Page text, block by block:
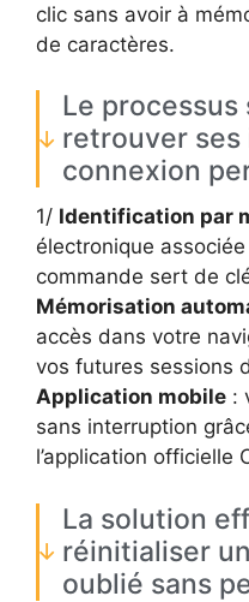
clic sans avoir à
de caractères.
Le
retrouver
connexion
1/ Identification par
électronique
commande sert de
Mémorisation
accès dans votre
vos futures sessions
Application mobile :
sans interruption
l’application officielle
La solution
réinitialiser
oublié sans